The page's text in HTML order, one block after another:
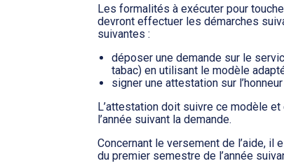
Les formalités à exécuter pour
devront effectuer les démarches
suivantes :
déposer une demande sur le
tabac) en utilisant le modèle
signer une attestation sur
L’attestation doit suivre ce modèle
l’année suivant la demande.
Concernant le versement de l’aide, il
du premier semestre de l’année